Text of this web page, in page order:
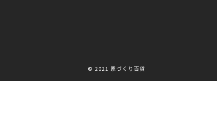
© 2021 家づくり百貨